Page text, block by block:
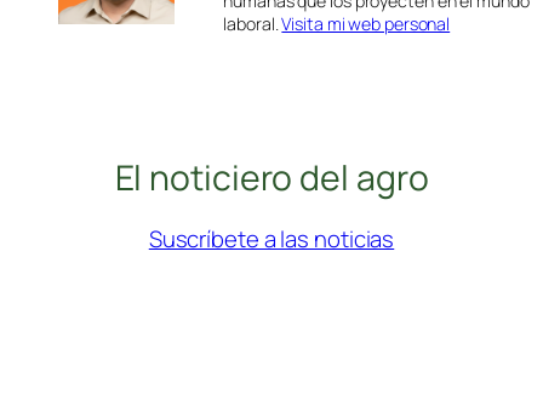
laboral.Visita mi web personal
El noticiero del agro
Suscríbete a las noticias